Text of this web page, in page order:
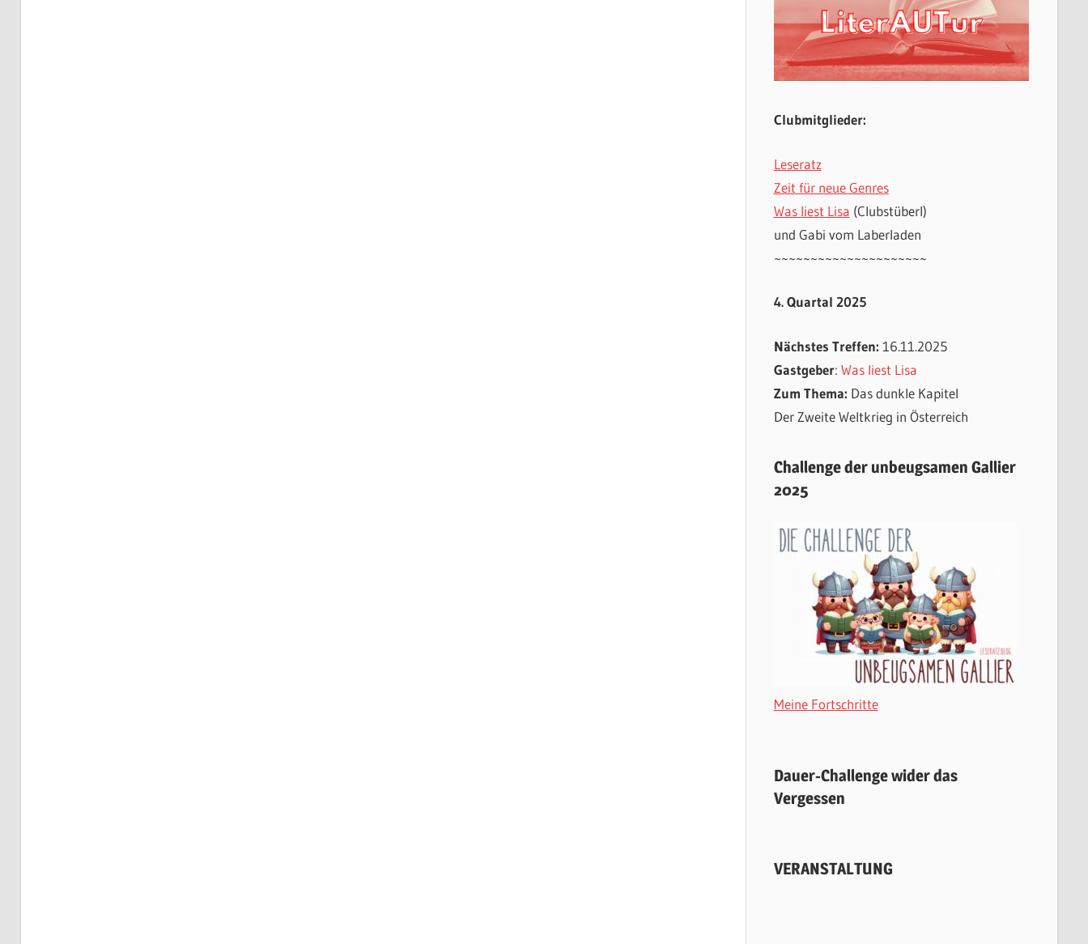
Clubmitglieder:
Leseratz
Zeit für neue Genres
Was liest Lisa (Clubstüberl)
und Gabi vom Laberladen
~~~~~~~~~~~~~~~~~~~~~
4. Quartal 2025
Nächstes Treffen: 16.11.2025
Gastgeber: Was liest Lisa
Zum Thema: Das dunkle Kapitel
Der Zweite Weltkrieg in Österreich
Challenge der unbeugsamen Gallier
2025
Meine Fortschritte
Dauer-Challenge wider das
Vergessen
VERANSTALTUNG